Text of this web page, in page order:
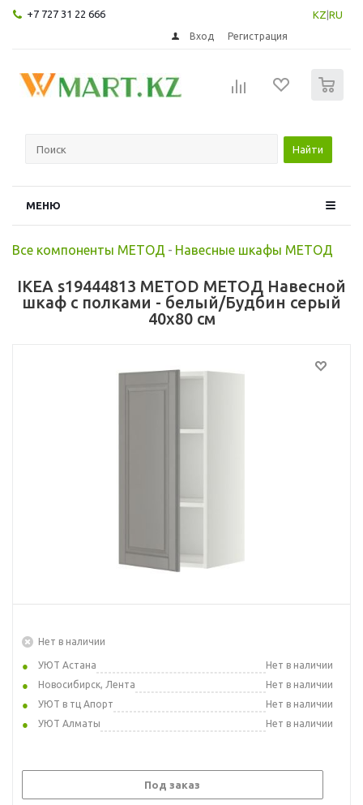
+7 727 31 22 666 KZ RU
Вход Регистрация
Найти
МЕНЮ
Все компоненты МЕТОД - Навесные шкафы МЕТОД
IKEA s19444813 METOD МЕТОД Навесной
шкаф с полками - белый/Будбин серый
40x80 см
Нет в наличии
УЮТ Астана
Нет в наличии
Новосибирск, Лента
Нет в наличии
УЮТ в тц Апорт
Нет в наличии
УЮТ Алматы
Нет в наличии
Под заказ